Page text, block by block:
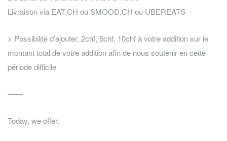
Livraison via EAT.CH ou SMOOD.CH ou UBEREATS
> Possibilité d’ajouter, 2chf, 5chf, 10chf à votre addition sur le
montant total de votre addition afin de nous soutenir en cette
période difficile
——
Today, we offer: